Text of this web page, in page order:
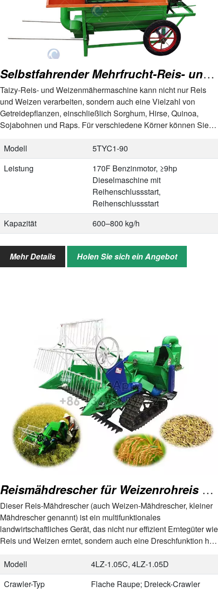
Selbstfahrender Mehrfrucht-Reis- und Weizen-Entaster
Taizy-Reis- und Weizenmähermaschine kann nicht nur Reis
und Weizen verarbeiten, sondern auch eine Vielzahl von
Getreidepflanzen, einschließlich Sorghum, Hirse, Quinoa,
Sojabohnen und Raps. Für verschiedene Körner können Sie
Weizen…
Modell
5TYC1-90
Leistung
170F Benzinmotor, ≥9hp
Dieselmaschine mit
Reihenschlussstart,
Reihenschlussstart
Kapazität
600–800 kg/h
Dreschgeschwindigkeit
≥98%
Zerbrichrate
≤2%
24 Stück
66 Stück
Mehr Details Holen Sie sich ein Angebot
Reismähdrescher für Weizenrohreis mit Drescher
Dieser Reis-Mähdrescher (auch Weizen-Mähdrescher, kleiner
Mähdrescher genannt) ist ein multifunktionales
landwirtschaftliches Gerät, das nicht nur effizient Erntegüter wie
Reis und Weizen erntet, sondern auch eine Dreschfunktion hat,
Modell
4LZ-1.05C, 4LZ-1.05D
Crawler-Typ
Flache Raupe; Dreieck-Crawler